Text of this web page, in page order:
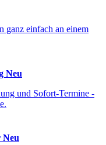
ganz einfach an einem
Neu
und Sofort-Termine -
Neu